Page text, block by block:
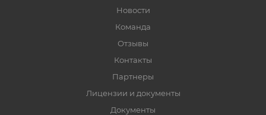
Новости
Команда
Отзывы
Контакты
Партнеры
Лицензии и документы
Документы